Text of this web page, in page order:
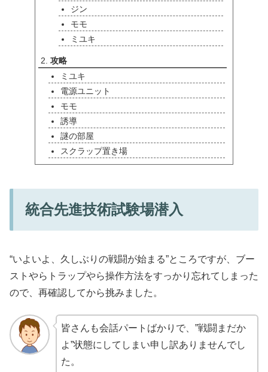
ジン
モモ
ミユキ
攻略
ミユキ
電源ユニット
モモ
誘導
謎の部屋
スクラップ置き場
統合先進技術試験場潜入
“いよいよ、久しぶりの戦闘が始まる”ところですが、ブー
ストやらトラップやら操作方法をすっかり忘れてしまった
ので、再確認してから挑みました。
皆さんも会話パートばかりで、”戦闘まだか
よ”状態にしてしまい申し訳ありませんでし
た。